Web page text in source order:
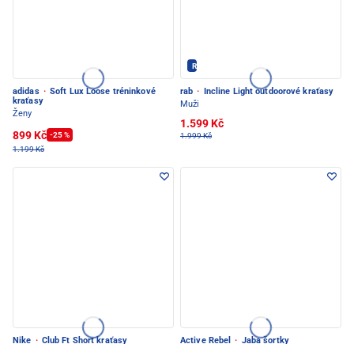
adidas · Soft Lux Loose tréninkové
kraťasy
Ženy
899 Kč -25 %
1.199 Kč
Rab - PEC POD SNĚŽKOU
rab ·
Incline Light outdoorové kraťasy
Muži
1.599 Kč
1.999 Kč
Nike · Club Ft Short kraťasy
Active Rebel · Jaba šortky